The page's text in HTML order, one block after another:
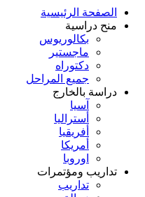
الصفحة الرئيسية
منح دراسية
بكالوريوس
ماجستير
دكتوراه
جميع المراحل
دراسة بالخارج
آسيا
أستراليا
أفريقيا
أمريكا
اوروبا
تداريب ومؤتمرات
تداريب